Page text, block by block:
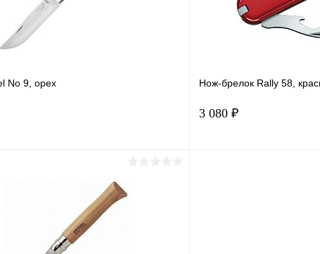
No 9, орех
Сравнение
Нож-брелок Rally 58,
3 080 ₽